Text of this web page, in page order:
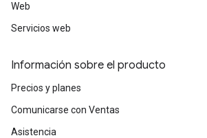
Web
Servicios web
Información sobre el producto
Precios y planes
Comunicarse con Ventas
Asistencia